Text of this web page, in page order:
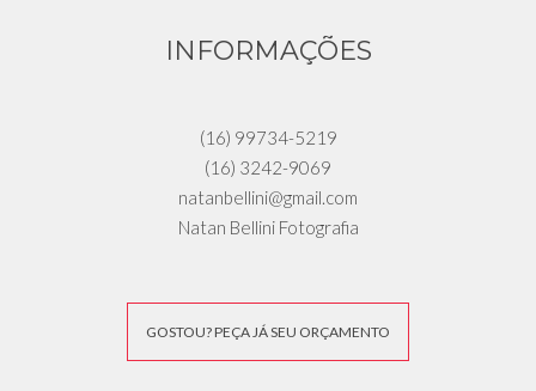
INFORMAÇÕES
(16) 99734-5219
(16) 3242-9069
natanbellini@gmail.com
Natan Bellini Fotografia
GOSTOU? PEÇA JÁ SEU ORÇAMENTO